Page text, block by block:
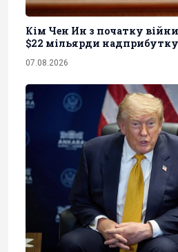
Кім Чен Ин з початку
$22 мільярди
07.08.2026